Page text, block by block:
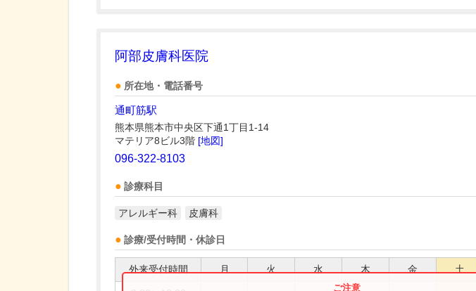
阿部皮膚科医院
所在地・電話番号
通町筋駅
熊本県熊本市中央区下通1丁目1-14
マテリア8ビル3階 [地図]
096-322-8103
診療科目
アレルギー科 皮膚科
診療/受付時間・休診日
外来受付時間 月 火 水 木 金 土